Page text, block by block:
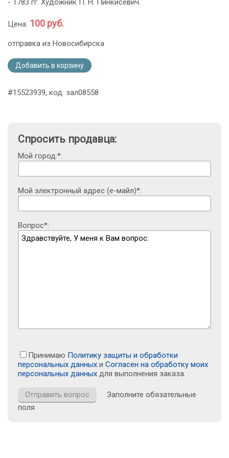
- 1783 гг. Художник П. Н. Пинкисевич.
Цена: 100 руб.
отправка из Новосибирска
Добавить в корзину
#15523939, код: зал08558
Спросить продавца:
Мой город:*:
Мой электронный адрес (е-майл)*:
Вопрос*:
Принимаю Политику защиты и обработки
персональных данных и Согласен на обработку моих
персональных данных для выполнения заказа.
Заполните обязательные
поля